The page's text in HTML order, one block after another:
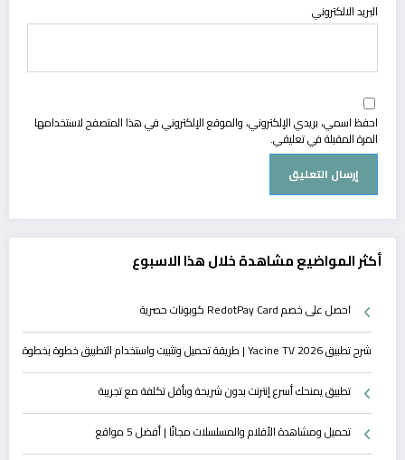
البريد الالكتروني
احفظ اسمي، بريدي الإلكتروني، والموقع الإلكتروني في هذا المتصفح لاستخدامها
المرة المقبلة في تعليقي.
أكثر المواضيع مشاهدة خلال هذا الاسبوع
احصل على خصم RedotPay Card كوبونات حصرية
شرح تطبيق Yacine TV 2026 | طريقة تحميل وتثبيت واستخدام التطبيق خطوة بخطوة
تطبيق يمنحك أسرع إنترنت بدون شريحة وبأقل تكلفة مع تجريبة
تحميل ومشاهدة الأفلام والمسلسلات مجانًا | أفضل 5 مواقع